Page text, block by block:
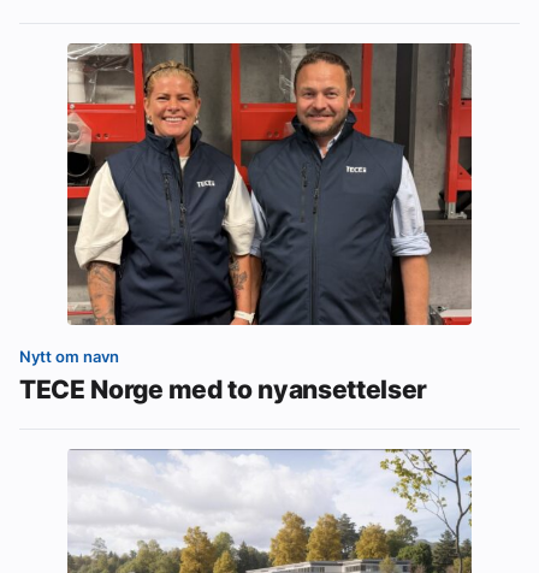
Nytt om navn
TECE Norge med to nyansettelser